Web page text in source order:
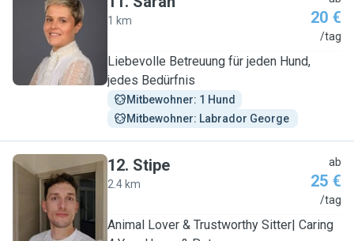
S
1 km 20 €
/tag
Liebevolle Betreuung für jeden Hund,
jedes Bedürfnis
Mitbewohner: 1 Hund
Mitbewohner: Labrador George
S
12. Stipe
2.4 km
ab
25 €
/tag
Animal Lover & Trustworthy Sitter| Caring